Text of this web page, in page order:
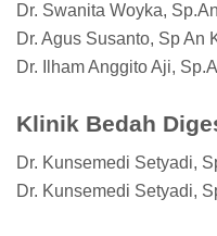
Dr. Swanita Woyka,
Dr. Agus Susanto, Sp An
Dr. Ilham Anggito Aji,
Klinik Bedah
Dr. Kunsemedi Setyadi,
Dr. Kunsemedi Setyadi,